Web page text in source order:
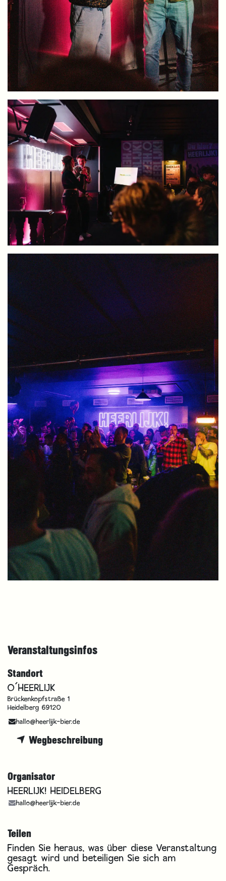
Veranstaltungsinfos
Standort
O´HEERLIJK
Brückenkopfstraße 1
Heidelberg 69120
hallo@heerlijk-bier.de
Wegbeschreibung
Organisator
HEERLIJK! HEIDELBERG
hallo@heerlijk-bier.de
Teilen
Finden Sie heraus, was über diese Veranstaltung
gesagt wird und beteiligen Sie sich am
Gespräch.